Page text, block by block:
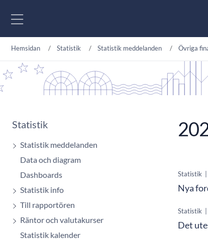
Hemsidan Statistik Statistik meddelanden Övriga
Statistik
Statistik meddelanden
Data och diagram
Dashboards
Statistik info
Till rapportören
Räntor och valutakurser
Statistik kalender
Statistik
Nya
Statistik
Det